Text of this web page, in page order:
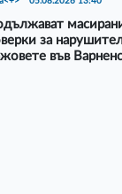
за
във